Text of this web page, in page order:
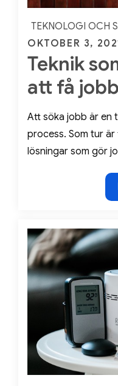
TEKNOLOGI OCH
Posted
on
OKTOBER 3,
Teknik
att få jobb
Att söka jobb är en
process. Som tur
lösningar som gör